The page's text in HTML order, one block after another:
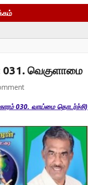
031. வெகுளாமை
030. வாய்மை தொடர்ச்சி)